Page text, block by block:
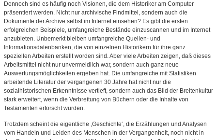
Dennoch sind es häufig noch Visionen, die dem Historiker am Computer
präsentiert werden. Nicht nur archivische Findmittel, sondern auch die
Dokumente der Archive selbst im Internet einsehen? Es gibt die ersten
erfolgreichen Beispiele, umfangreiche Bestände einzuscannen und im Internet
anzubieten. Unbemerkt bleiben umfangreiche Quellen- und
Informationsdatenbanken, die von einzelnen Historikern für ihre ganz
speziellen Arbeiten erstellt worden sind. Aber viele Arbeiten zeigen, daß dieses
Arbeitsmittel nicht nur unvermeidlich war, sondern auch ganz neue
Auswertungsmöglichkeiten ergeben hat. Die umfangreiche mit Statistiken
arbeitende Literatur der vergangenen 30 Jahre hat nicht nur die
sozialhistorischen Erkenntnisse vertieft, sondern auch das Bild der Breitenkultur
stark erweitert, wenn die Verbreitung von Büchern oder die Inhalte von
Testamenten erforscht wurden.
Trotzdem scheint die eigentliche ‚Geschichte‘, die Erzählungen und Analysen
vom Handeln und Leiden des Menschen in der Vergangenheit, noch nicht in